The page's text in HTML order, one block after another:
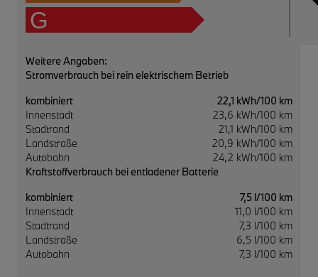
G
Weitere Angaben:
Stromverbrauch bei rein elektrischem Betrieb
kombiniert
22,1 kWh/100 km
Innenstadt
23,6 kWh/100 km
Stadtrand
21,1 kWh/100 km
Landstraße
20,9 kWh/100 km
Autobahn
24,2 kWh/100 km
Kraftstoffverbrauch bei entladener Batterie
kombiniert
7,5 l/100 km
Innenstadt
11,0 l/100 km
Stadtrand
7,3 l/100 km
Landstraße
6,5 l/100 km
Autobahn
7,3 l/100 km